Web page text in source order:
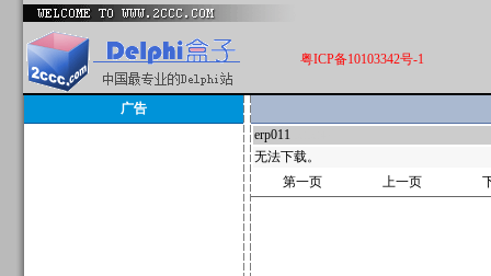
粤ICP备10103342号-1
广告
erp011
无法下载。
第一页
上一页